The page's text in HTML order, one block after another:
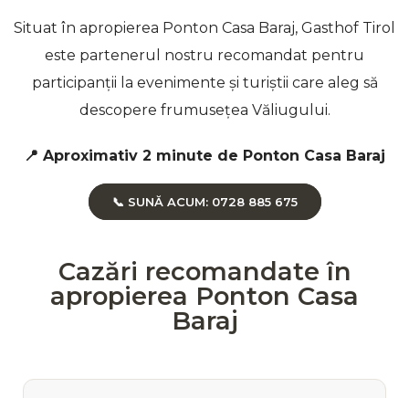
Situat în apropierea Ponton Casa Baraj, Gasthof Tirol
este partenerul nostru recomandat pentru
participanții la evenimente și turiștii care aleg să
descopere frumusețea Văliugului.
📍 Aproximativ 2 minute de Ponton Casa Baraj
📞 SUNĂ ACUM: 0728 885 675
Cazări recomandate în
apropierea Ponton Casa
Baraj